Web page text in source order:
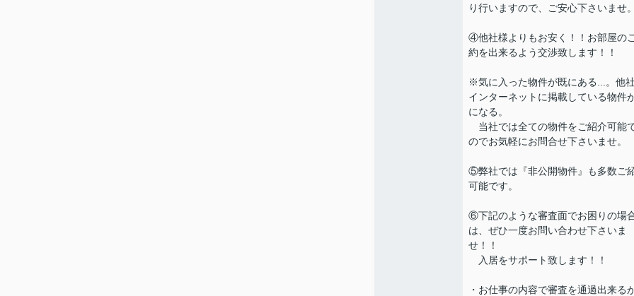
り行いますので、ご安心下さいませ。
④他社様よりもお安く！！お部屋の
約を出来るよう交渉致します！！
※気に入った物件が既にある...。他
インターネットに掲載している物件
になる。
当社では全ての物件をご紹介可能
のでお気軽にお問合せ下さいませ。
⑤弊社では『非公開物件』も多数ご
可能です。
⑥下記のような審査面でお困りの場
は、ぜひ一度お問い合わせ下さいま
せ！！
入居をサポート致します！！
・お仕事の内容で審査を通過出来る